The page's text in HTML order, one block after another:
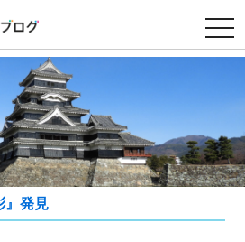
t
o
g
v
i
g
a
t
』発見